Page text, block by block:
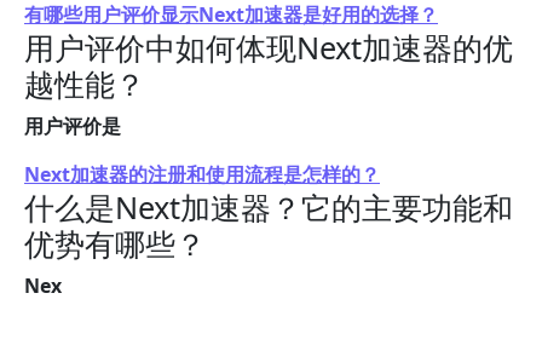
有哪些用户评价显示Next加速器是好用的选择？
用户评价中如何体现Next加速器的优
越性能？
用户评价是
Next加速器的注册和使用流程是怎样的？
什么是Next加速器？它的主要功能和
优势有哪些？
Nex